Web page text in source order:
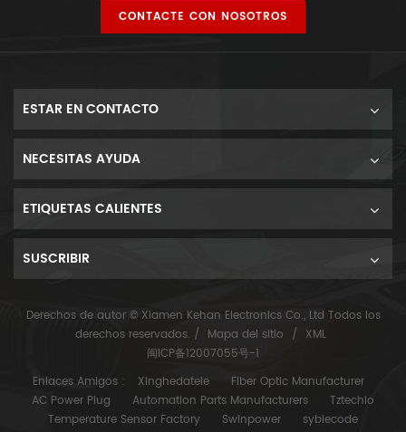
CONTACTE CON NOSOTROS
ESTAR EN CONTACTO
NECESITAS AYUDA
ETIQUETAS CALIENTES
SUSCRIBIR
Derechos de autor © Xiamen Kehan Electronics Co., Ltd Todos los
derechos reservados. / Mapa del sitio / XML
闽ICP备12007055号-1
Enlaces Amigos :
Xinghedatele
Fiber Optic Manufacturer
AC Power Plug
Automation Parts Manufacturers
Tztechio
Temperature Sensor Factory
Swinpower
syblecode